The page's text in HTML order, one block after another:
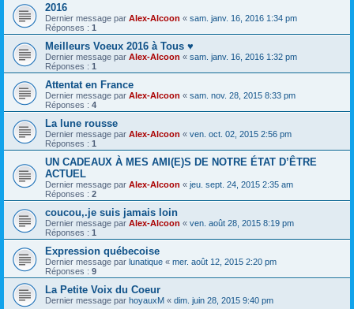
2016
Dernier message par Alex-Alcoon « sam. janv. 16, 2016 1:34 pm
Réponses : 1
Meilleurs Voeux 2016 à Tous ♥
Dernier message par Alex-Alcoon « sam. janv. 16, 2016 1:32 pm
Réponses : 1
Attentat en France
Dernier message par Alex-Alcoon « sam. nov. 28, 2015 8:33 pm
Réponses : 4
La lune rousse
Dernier message par Alex-Alcoon « ven. oct. 02, 2015 2:56 pm
Réponses : 1
UN CADEAUX À MES AMI(E)S DE NOTRE ÉTAT D’ÊTRE
ACTUEL
Dernier message par Alex-Alcoon « jeu. sept. 24, 2015 2:35 am
Réponses : 2
coucou,.je suis jamais loin
Dernier message par Alex-Alcoon « ven. août 28, 2015 8:19 pm
Réponses : 1
Expression québecoise
Dernier message par lunatique « mer. août 12, 2015 2:20 pm
Réponses : 9
La Petite Voix du Coeur
Dernier message par hoyauxM « dim. juin 28, 2015 9:40 pm